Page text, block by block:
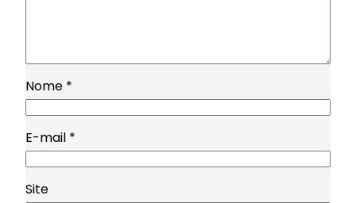
Nome *
E-mail *
Site